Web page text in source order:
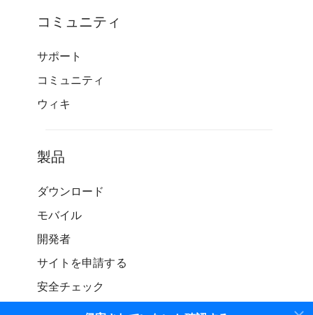
コミュニティ
サポート
コミュニティ
ウィキ
製品
ダウンロード
モバイル
開発者
サイトを申請する
安全チェック